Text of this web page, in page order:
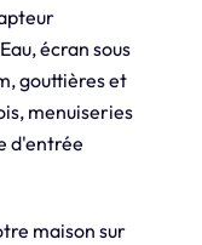
écran sous
gouttières et
menuiseries
d'entrée
maison sur